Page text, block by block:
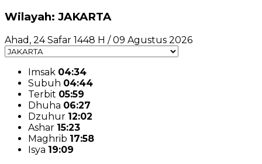
Wilayah: JAKARTA
Ahad, 24 Safar 1448 H / 09 Agustus 2026
Imsak 04:34
Subuh 04:44
Terbit 05:59
Dhuha 06:27
Dzuhur 12:02
Ashar 15:23
Maghrib 17:58
Isya 19:09